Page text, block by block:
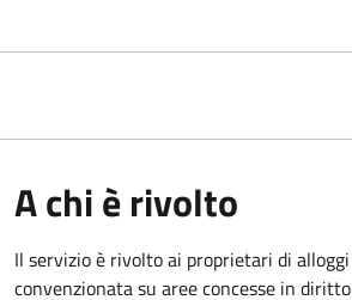
A chi è rivolto
Il servizio è rivolto ai proprietari di
convenzionata su aree concesse in